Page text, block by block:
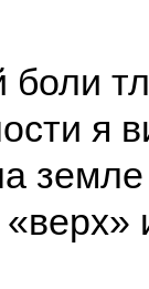
боли
я